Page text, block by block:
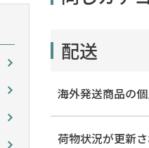
配送
海外発送商品の
荷物状況が更新